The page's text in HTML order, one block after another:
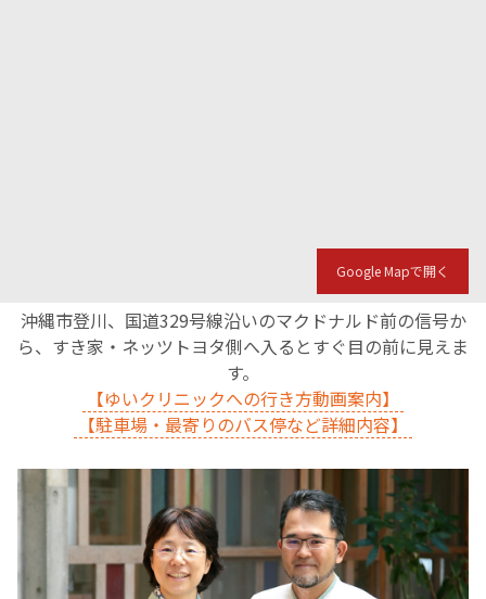
Google Mapで開く
沖縄市登川、国道329号線沿いのマクドナルド前の信号か
ら、すき家・ネッツトヨタ側へ入るとすぐ目の前に見えま
す。
【ゆいクリニックへの行き方動画案内】
【駐車場・最寄りのバス停など詳細内容】